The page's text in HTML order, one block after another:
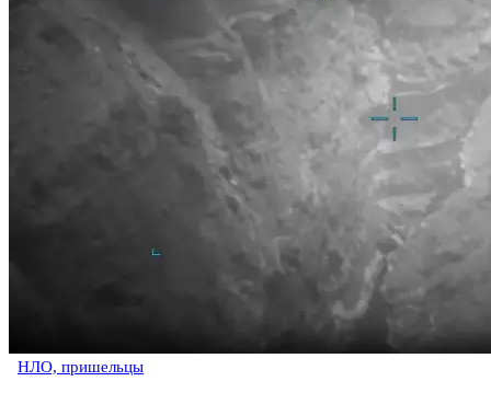
НЛО, пришельцы